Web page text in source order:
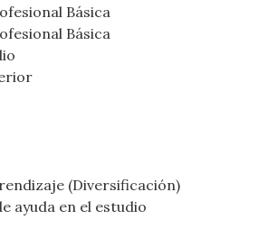
Básica
Básica
(Diversificación)
ayuda en el estudio